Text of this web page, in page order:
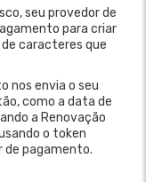
seu provedor de
para criar
caracteres que
nos envia o seu
como a data de
a Renovação
o token
de pagamento.